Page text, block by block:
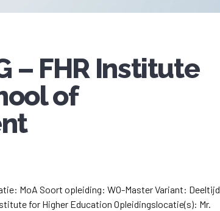
– FHR Institute
of
MoA Soort opleiding: WO-Master Variant: Deeltijd
for Higher Education Opleidingslocatie(s): Mr.